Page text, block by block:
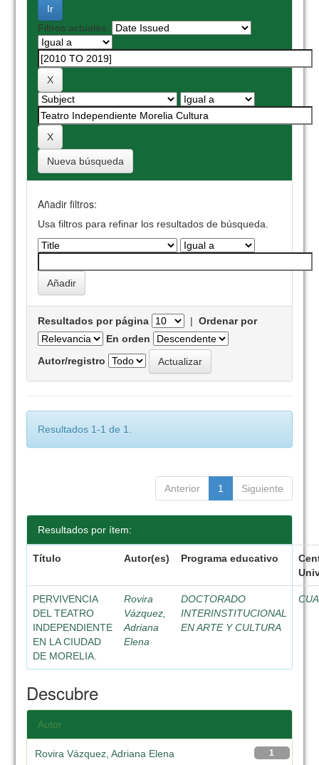
Filtros actuales:
Nueva búsqueda
Añadir filtros:
Usa filtros para refinar los resultados de búsqueda.
Resultados por página |Ordenar por
En orden
Autor/registro
Resultados 1-1 de 1.
Anterior 1 Siguiente
Resultados por ítem:
Título Autor(es) Programa educativo
PERVIVENCIA
DEL TEATRO
INDEPENDIENTE
EN LA CIUDAD
DE MORELIA.
Rovira
Vázquez,
Adriana
Elena
DOCTORADO
INTERINSTITUCIONAL
EN ARTE Y CULTURA
Descubre
Autor
1
Rovira Vázquez, Adriana Elena